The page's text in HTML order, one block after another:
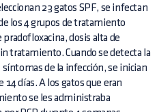
23 gatos SPF, se infectan
los 4 grupos de tratamiento
dosis alta de
tratamiento. Cuando se detecta la
síntomas de la infección, se inician
días. A los gatos que eran
se les administraba